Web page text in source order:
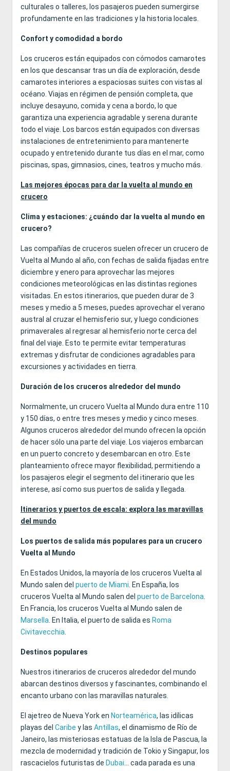
culturales o talleres, los pasajeros pueden sumergirse
profundamente en las tradiciones y la historia locales.
Confort y comodidad a bordo
Los cruceros están equipados con cómodos camarotes
en los que descansar tras un día de exploración, desde
camarotes interiores a espaciosas suites con vistas al
océano. Viajas en régimen de pensión completa, que
incluye desayuno, comida y cena a bordo, lo que
garantiza una experiencia agradable y serena durante
todo el viaje. Los barcos están equipados con diversas
instalaciones de entretenimiento para mantenerte
ocupado y entretenido durante tus días en el mar, como
piscinas, spas, gimnasios, cines, teatros y mucho más.
Las mejores épocas para dar la vuelta al mundo en
crucero
Clima y estaciones: ¿cuándo dar la vuelta al mundo en
crucero?
Las compañías de cruceros suelen ofrecer un crucero de
Vuelta al Mundo al año, con fechas de salida fijadas entre
diciembre y enero para aprovechar las mejores
condiciones meteorológicas en las distintas regiones
visitadas. En estos itinerarios, que pueden durar de 3
meses y medio a 5 meses, puedes aprovechar el verano
austral al cruzar el hemisferio sur, y luego condiciones
primaverales al regresar al hemisferio norte cerca del
final del viaje. Esto te permite evitar temperaturas
extremas y disfrutar de condiciones agradables para
excursiones y actividades en tierra.
Duración de los cruceros alrededor del mundo
Normalmente, un crucero Vuelta al Mundo dura entre 110
y 150 días, o entre tres meses y medio y cinco meses.
Algunos cruceros alrededor del mundo ofrecen la opción
de hacer sólo una parte del viaje. Los viajeros embarcan
en un puerto concreto y desembarcan en otro. Este
planteamiento ofrece mayor flexibilidad, permitiendo a
los pasajeros elegir el segmento del itinerario que les
interese, así como sus puertos de salida y llegada.
Itinerarios y puertos de escala: explora las maravillas
del mundo
Los puertos de salida más populares para un crucero
Vuelta al Mundo
En Estados Unidos, la mayoría de los cruceros Vuelta al
Mundo salen del puerto de Miami . En España, los
cruceros Vuelta al Mundo salen del puerto de Barcelona
En Francia, los cruceros Vuelta al Mundo salen de
Marsella . En Italia, el puerto de salida es Roma
Civitavecchia
Destinos populares
Nuestros itinerarios de cruceros alrededor del mundo
abarcan destinos diversos y fascinantes, combinando el
encanto urbano con las maravillas naturales.
El ajetreo de Nueva York en Norteamérica, las idílicas
playas del Caribe y las Antillas, el dinamismo de Río de
Janeiro, las misteriosas estatuas de la Isla de Pascua, la
mezcla de modernidad y tradición de Tokio y Singapur, los
rascacielos futuristas de Dubai ... cada parada es una